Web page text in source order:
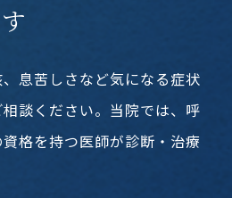
息苦しさなど気になる症状
談ください。当院では、呼
格を持つ医師が診断・治療